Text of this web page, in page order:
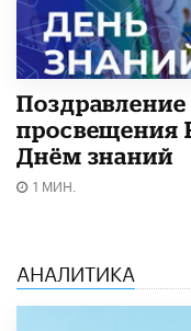
просвещения
Днём знаний
1 МИН.
АНАЛИТИКА